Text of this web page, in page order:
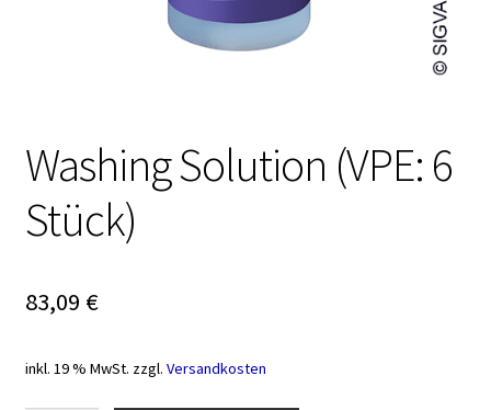
Washing Solution (VPE: 6
Stück)
83,09 €
inkl. 19 % MwSt. zzgl. Versandkosten